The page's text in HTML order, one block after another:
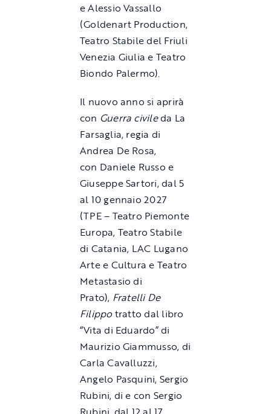
e Alessio Vassallo
(Goldenart Production,
Teatro Stabile del Friuli
Venezia Giulia e Teatro
Biondo Palermo).
Il nuovo anno si aprirà
con Guerra civileda La
Farsaglia, regia di
Andrea De Rosa,
con Daniele Russo e
Giuseppe Sartori, dal 5
al 10 gennaio 2027
(TPE – Teatro Piemonte
Europa, Teatro Stabile
di Catania, LAC Lugano
Arte e Cultura e Teatro
Metastasio di
Prato), Fratelli De
Filippotratto dal libro
“Vita di Eduardo” di
Maurizio Giammusso, di
Carla Cavalluzzi,
Angelo Pasquini, Sergio
Rubini, di e con Sergio